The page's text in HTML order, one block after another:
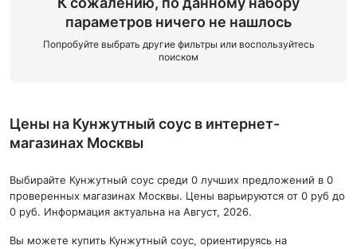
параметров ничего не нашлось
Попробуйте выбрать другие фильтры или воспользуйтесь
поиском
Цены на Кунжутный соус в интернет-
магазинах Москвы
Выбирайте Кунжутный соус среди 0 лучших предложений в 0
проверенных магазинах Москвы. Цены варьируются от 0 руб до
0 руб. Информация актуальна на Август, 2026.
Вы можете купить Кунжутный соус, ориентируясь на